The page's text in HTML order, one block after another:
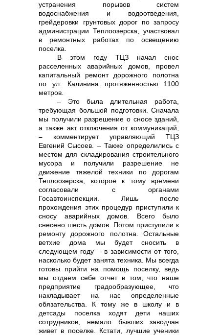
устранения порывов систем
водоснабжения и водоотведения,
грейдеровки грунтовых дорог по запросу
администрации Теплоозерска, участвовал
в ремонтных работах по освещению
поселка.
В этом году ТЦЗ начал снос
расселенных аварийных домов, провел
капитальный ремонт дорожного полотна
по ул. Калинина протяженностью 1100
метров.
– Это была длительная работа,
требующая большой подготовки. Сначала
мы получили разрешение о сносе зданий,
а также акт отключения от коммуникаций,
– комментирует управляющий ТЦЗ
Евгений Сысоев. – Также определились с
местом для складирования строительного
мусора и получили разрешение не
движение тяжелой техники по дорогам
Теплоозерска, которое к тому времени
согласовали с органами
Госавтоинспекции. Лишь после
прохождения этих процедур приступили к
сносу аварийных домов. Всего было
снесено шесть домов. Потом приступили к
ремонту дорожного полотна. Остальные
ветхие дома мы будет сносить в
следующем году – в зависимости от того,
насколько будет занята техника. Мы всегда
готовы прийти на помощь поселку, ведь
мы отдаем себе отчет в том, что наше
предприятие градообразующее, что
накладывает на нас определенные
обязательства. К тому же в школу и в
детсады поселка ходят дети наших
сотрудников, немало бывших заводчан
живет в поселке. Кстати, лучшие ученики